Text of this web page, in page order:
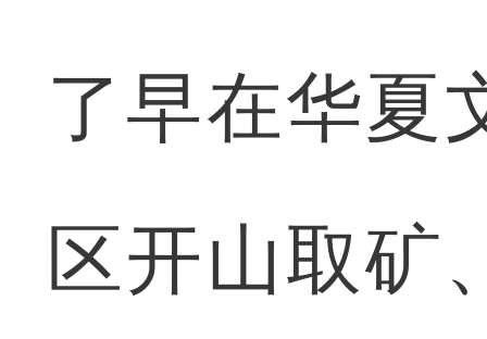
了早在华夏
区开山取矿